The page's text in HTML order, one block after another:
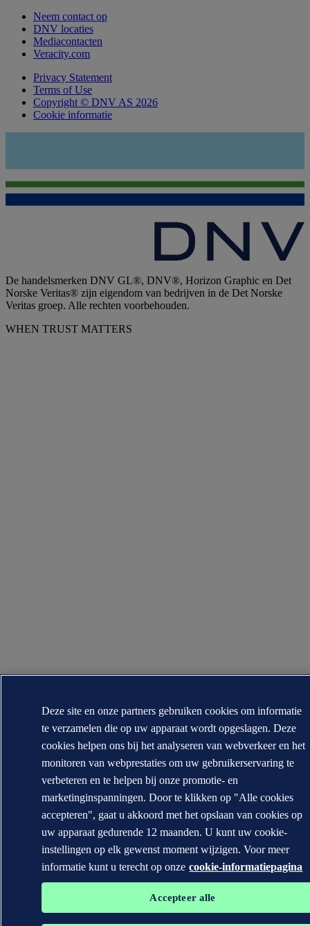
Neem contact op
DNV locaties
Mediacontacten
Veracity.com
Privacy Statement
Terms of Use
Copyright © DNV AS 2026
Cookie informatie
De handelsmerken DNV GL®, DNV®, Horizon Graphic en Det
Norske Veritas® zijn eigendom van bedrijven in de Det Norske
Veritas groep. Alle rechten voorbehouden.
WHEN TRUST MATTERS
Deze site en onze partners gebruiken cookies om informatie
te verzamelen die op uw apparaat wordt opgeslagen. Deze
cookies helpen ons bij het analyseren van webverkeer en het
monitoren van webprestaties om uw gebruikerservaring te
verbeteren en te helpen bij onze promotie- en
marketinginspanningen. Door te klikken op "Alle cookies
accepteren", gaat u akkoord met het opslaan van cookies op
uw apparaat gedurende 12 maanden. U kunt uw cookie-
instellingen op elk gewenst moment wijzigen. Voor meer
informatie kunt u terecht op onze cookie-informatiepagina
Accepteer alle